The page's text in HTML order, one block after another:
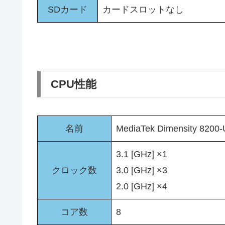
SDカード カードスロットなし
CPU性能
名前 MediaTek Dimensity 8200-
クロック数
3.1 [GHz] ×1
3.0 [GHz] ×3
2.0 [GHz] ×4
コア数 8